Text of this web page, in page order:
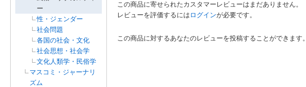
ー
性・ジェンダー
社会問題
各国の社会・文化
社会思想・社会学
文化人類学・民俗学
マスコミ・ジャーナリ
ズム
この商品に寄せられたカスタマーレビューはまだありません。
レビューを評価するには ログインが必要です。
この商品に対するあなたのレビューを投稿することができます。